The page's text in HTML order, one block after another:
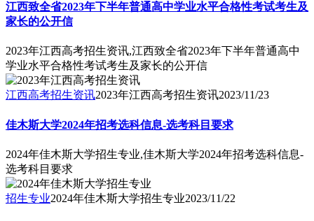
江西致全省2023年下半年普通高中学业水平合格性考试考生及
家长的公开信
2023年江西高考招生资讯,江西致全省2023年下半年普通高中
学业水平合格性考试考生及家长的公开信
江西高考招生资讯2023年江西高考招生资讯2023/11/23
佳木斯大学2024年招考选科信息-选考科目要求
2024年佳木斯大学招生专业,佳木斯大学2024年招考选科信息-
选考科目要求
招生专业2024年佳木斯大学招生专业2023/11/22